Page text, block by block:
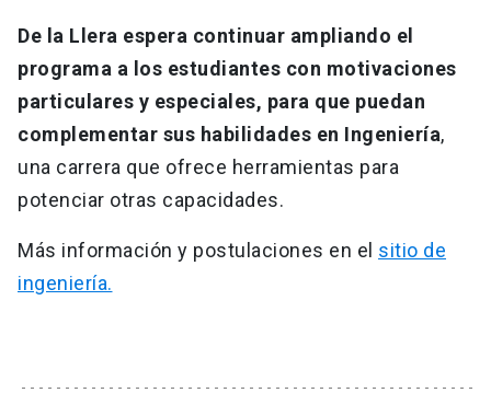
De la Llera espera continuar ampliando el
programa a los estudiantes con motivaciones
particulares y especiales, para que puedan
complementar sus habilidades en Ingeniería,
una carrera que ofrece herramientas para
potenciar otras capacidades.
Más información y postulaciones en el sitio de
ingeniería.